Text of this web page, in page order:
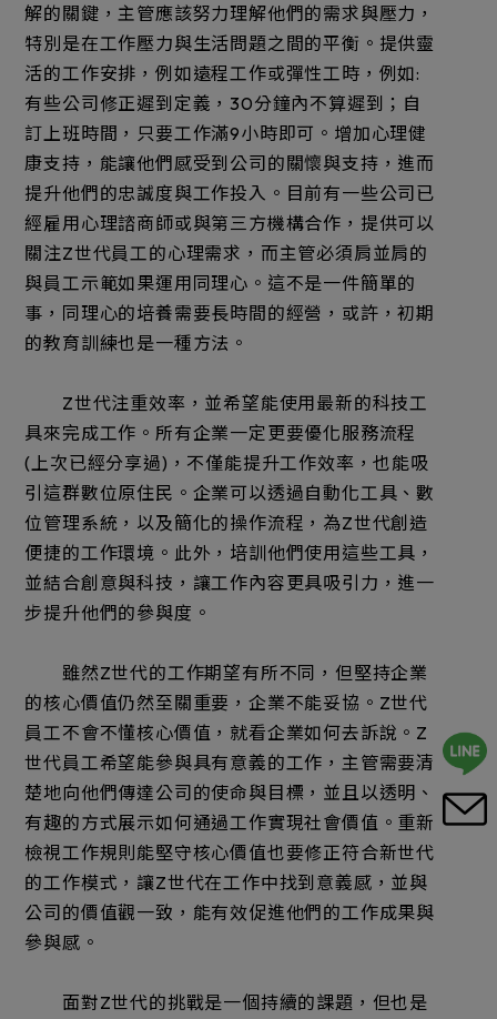
解的關鍵，主管應該努力理解他們的需求與壓力，
特別是在工作壓力與生活問題之間的平衡。提供靈
活的工作安排，例如遠程工作或彈性工時，例如:
有些公司修正遲到定義，30分鐘內不算遲到；自
訂上班時間，只要工作滿9小時即可。增加心理健
康支持，能讓他們感受到公司的關懷與支持，進而
提升他們的忠誠度與工作投入。目前有一些公司已
經雇用心理諮商師或與第三方機構合作，提供可以
關注Z世代員工的心理需求，而主管必須肩並肩的
與員工示範如果運用同理心。這不是一件簡單的
事，同理心的培養需要長時間的經營，或許，初期
的教育訓練也是一種方法。
Z世代注重效率，並希望能使用最新的科技工
具來完成工作。所有企業一定更要優化服務流程
(上次已經分享過)，不僅能提升工作效率，也能吸
引這群數位原住民。企業可以透過自動化工具、數
位管理系統，以及簡化的操作流程，為Z世代創造
便捷的工作環境。此外，培訓他們使用這些工具，
並結合創意與科技，讓工作內容更具吸引力，進一
步提升他們的參與度。
雖然Z世代的工作期望有所不同，但堅持企業
的核心價值仍然至關重要，企業不能妥協。Z世代
員工不會不懂核心價值，就看企業如何去訴說。Z
世代員工希望能參與具有意義的工作，主管需要清
楚地向他們傳達公司的使命與目標，並且以透明、
有趣的方式展示如何通過工作實現社會價值。重新
檢視工作規則能堅守核心價值也要修正符合新世代
的工作模式，讓Z世代在工作中找到意義感，並與
公司的價值觀一致，能有效促進他們的工作成果與
參與感。
面對Z世代的挑戰是一個持續的課題，但也是